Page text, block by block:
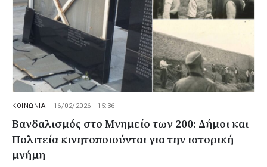
ΚΟΙΝΩΝΙΑ 16/02/2026 · 15:36
Βανδαλισμός στο Μνημείο των 200: Δήμοι και
Πολιτεία κινητοποιούνται για την ιστορική
μνήμη